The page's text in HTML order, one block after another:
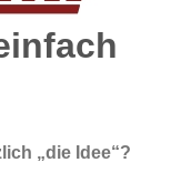
„die Idee“?